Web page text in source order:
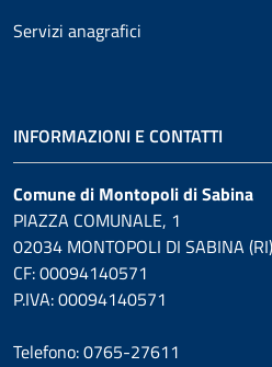
Servizi anagrafici
INFORMAZIONI E CONTATTI
Comune di Montopoli di Sabina
PIAZZA COMUNALE, 1
02034 MONTOPOLI DI SABINA (RI)
CF: 00094140571
P.IVA: 00094140571
Telefono: 0765-27611